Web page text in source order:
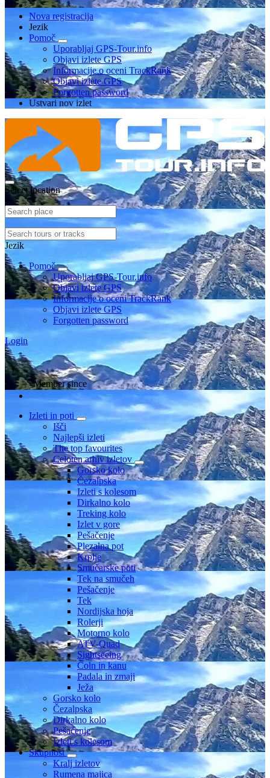
Nova registracija
Jezik
Pomoč
Uporabljaj GPS-Tour.info
Objavi izlete GPS
Informacije o oceni TrackRank
Objavi izlete GPS
Forgotten password
Ustvari nov izlet
Select location
Jezik
Pomoč
Uporabljaj GPS-Tour.info
Objavi izlete GPS
Informacije o oceni TrackRank
Objavi izlete GPS
Forgotten password
Login
Member since
Izleti in poti
Išči
Najlepši izleti
The top favourites
Celoten arhiv izletov
Gorsko kolo
Čezalpska
Izleti s kolesom
Dirkalno kolo
Treking kolo
Izlet v gore
Pešačenje
Plezalna pot
Krplje
Smučarske poti
Tek na smučeh
Pešačenje
Tek
Nordijska hoja
Rolerji
Motorno kolo
ATV-Quad
Sightseeing
Čoln in kanu
Padala in zmaji
Ježa
Gorsko kolo
Čezalpska
Dirkalno kolo
Pešačenje
Izleti s kolesom
Skupnost
Kralj izletov
Rumena majica